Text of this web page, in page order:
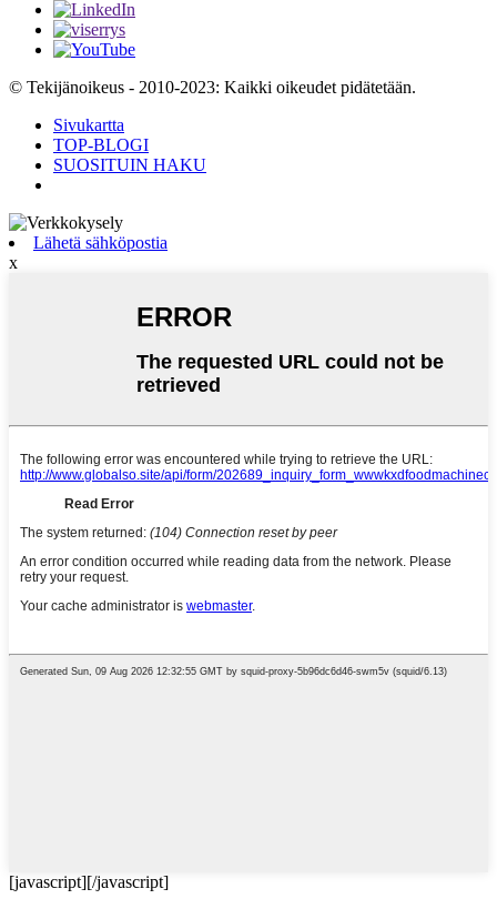
© Tekijänoikeus - 2010-2023: Kaikki oikeudet pidätetään.
Sivukartta
TOP-BLOGI
SUOSITUIN HAKU
Lähetä sähköpostia
x
[javascript][/javascript]